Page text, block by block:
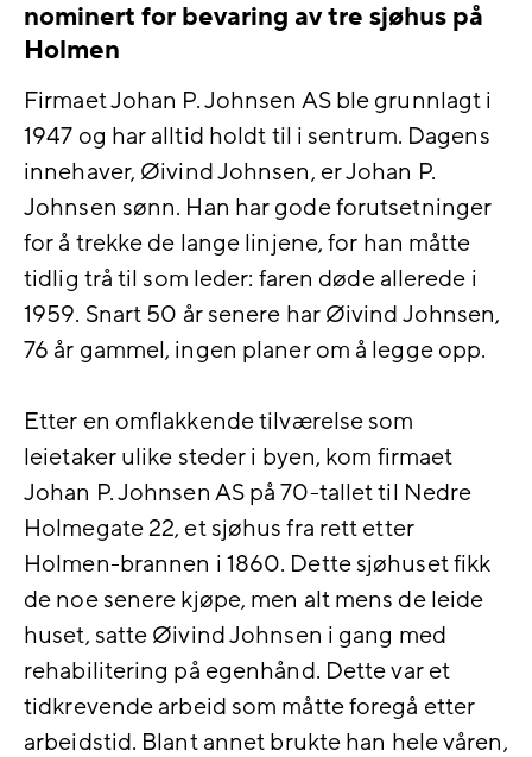
nominert for bevaring av tre sjøhus på
Holmen
Firmaet Johan P. Johnsen AS ble grunnlagt i
1947 og har alltid holdt til i sentrum. Dagens
innehaver, Øivind Johnsen, er Johan P.
Johnsen sønn. Han har gode forutsetninger
for å trekke de lange linjene, for han måtte
tidlig trå til som leder: faren døde allerede i
1959. Snart 50 år senere har Øivind Johnsen,
76 år gammel, ingen planer om å legge opp.
Etter en omflakkende tilværelse som
leietaker ulike steder i byen, kom firmaet
Johan P. Johnsen AS på 70-tallet til Nedre
Holmegate 22, et sjøhus fra rett etter
Holmen-brannen i 1860. Dette sjøhuset fikk
de noe senere kjøpe, men alt mens de leide
huset, satte Øivind Johnsen i gang med
rehabilitering på egenhånd. Dette var et
tidkrevende arbeid som måtte foregå etter
arbeidstid. Blant annet brukte han hele våren,